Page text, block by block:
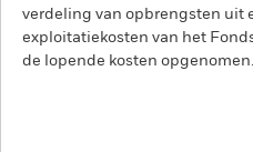
verdeling van opbrengsten uit
exploitatiekosten van het
de lopende kosten opgenomen.